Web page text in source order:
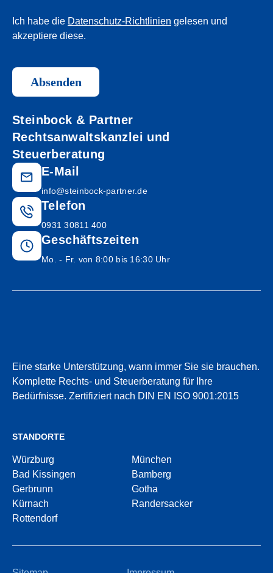
Ich habe die Datenschutz-Richtlinien gelesen und
akzeptiere diese.
Absenden
Steinbock & Partner
Rechtsanwaltskanzlei und
Steuerberatung
E-Mail
info@steinbock-partner.de
Telefon
0931 30811 400
Geschäftszeiten
Mo. - Fr. von 8:00 bis 16:30 Uhr
Eine starke Unterstützung, wann immer Sie sie brauchen.
Komplette Rechts- und Steuerberatung für Ihre
Bedürfnisse. Zertifiziert nach DIN EN ISO 9001:2015
STANDORTE
Würzburg
München
Bad Kissingen
Bamberg
Gerbrunn
Gotha
Kürnach
Randersacker
Rottendorf